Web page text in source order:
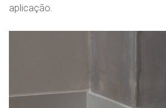
aplicação.